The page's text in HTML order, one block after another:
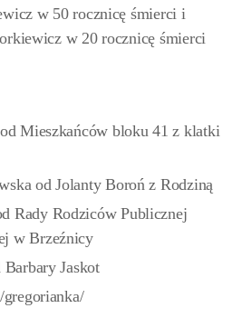
w 50 rocznicę śmierci i
w 20 rocznicę śmierci
Mieszkańców bloku 41 z klatki
od Jolanty Boroń z Rodziną
Rady Rodziców Publicznej
w Brzeźnicy
Barbary Jaskot